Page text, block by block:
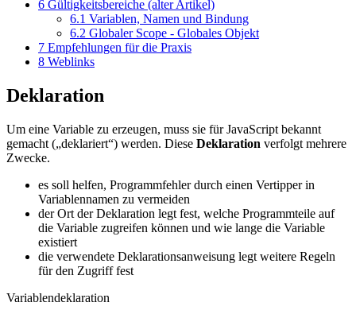
6 Gültigkeitsbereiche (alter Artikel)
6.1 Variablen, Namen und Bindung
6.2 Globaler Scope - Globales Objekt
7 Empfehlungen für die Praxis
8 Weblinks
Deklaration
Um eine Variable zu erzeugen, muss sie für JavaScript bekannt
gemacht („deklariert“) werden. Diese Deklaration verfolgt mehrere
Zwecke.
es soll helfen, Programmfehler durch einen Vertipper in
Variablennamen zu vermeiden
der Ort der Deklaration legt fest, welche Programmteile auf
die Variable zugreifen können und wie lange die Variable
existiert
die verwendete Deklarationsanweisung legt weitere Regeln
für den Zugriff fest
Variablendeklaration